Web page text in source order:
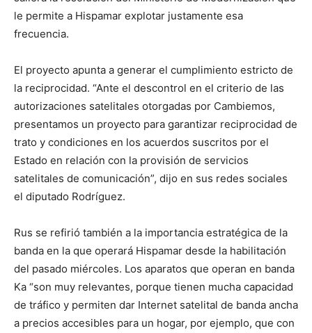
le permite a Hispamar explotar justamente esa
frecuencia.
El proyecto apunta a generar el cumplimiento estricto de
la reciprocidad. “Ante el descontrol en el criterio de las
autorizaciones satelitales otorgadas por Cambiemos,
presentamos un proyecto para garantizar reciprocidad de
trato y condiciones en los acuerdos suscritos por el
Estado en relación con la provisión de servicios
satelitales de comunicación”, dijo en sus redes sociales
el diputado Rodríguez.
Rus se refirió también a la importancia estratégica de la
banda en la que operará Hispamar desde la habilitación
del pasado miércoles. Los aparatos que operan en banda
Ka “son muy relevantes, porque tienen mucha capacidad
de tráfico y permiten dar Internet satelital de banda ancha
a precios accesibles para un hogar, por ejemplo, que con